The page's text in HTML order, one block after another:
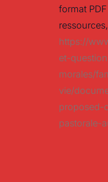
format
https://
et-
morales/
vie/
proposed-
pastorale-